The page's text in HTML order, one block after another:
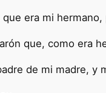
era mi
que, como era
de mi madre,